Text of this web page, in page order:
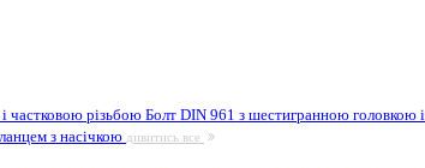
частковою різьбоюБолт DIN 961 з шестигранною головкою
з насічкою дивитись все